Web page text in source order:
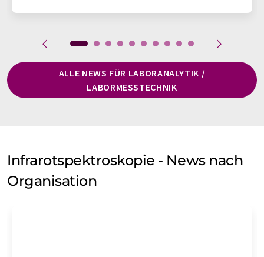
ALLE NEWS FÜR LABORANALYTIK /
LABORMESSTECHNIK
Infrarotspektroskopie - News nach
Organisation